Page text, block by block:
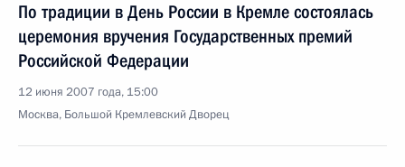
По традиции в День России в Кремле состоялась
церемония вручения Государственных премий
Российской Федерации
12 июня 2007 года, 15:00
Москва, Большой Кремлевский Дворец